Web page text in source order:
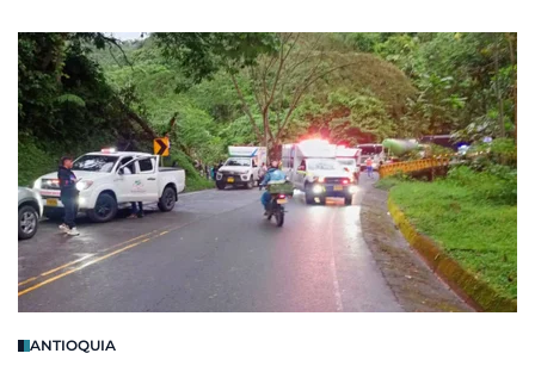
ANTIOQUIA